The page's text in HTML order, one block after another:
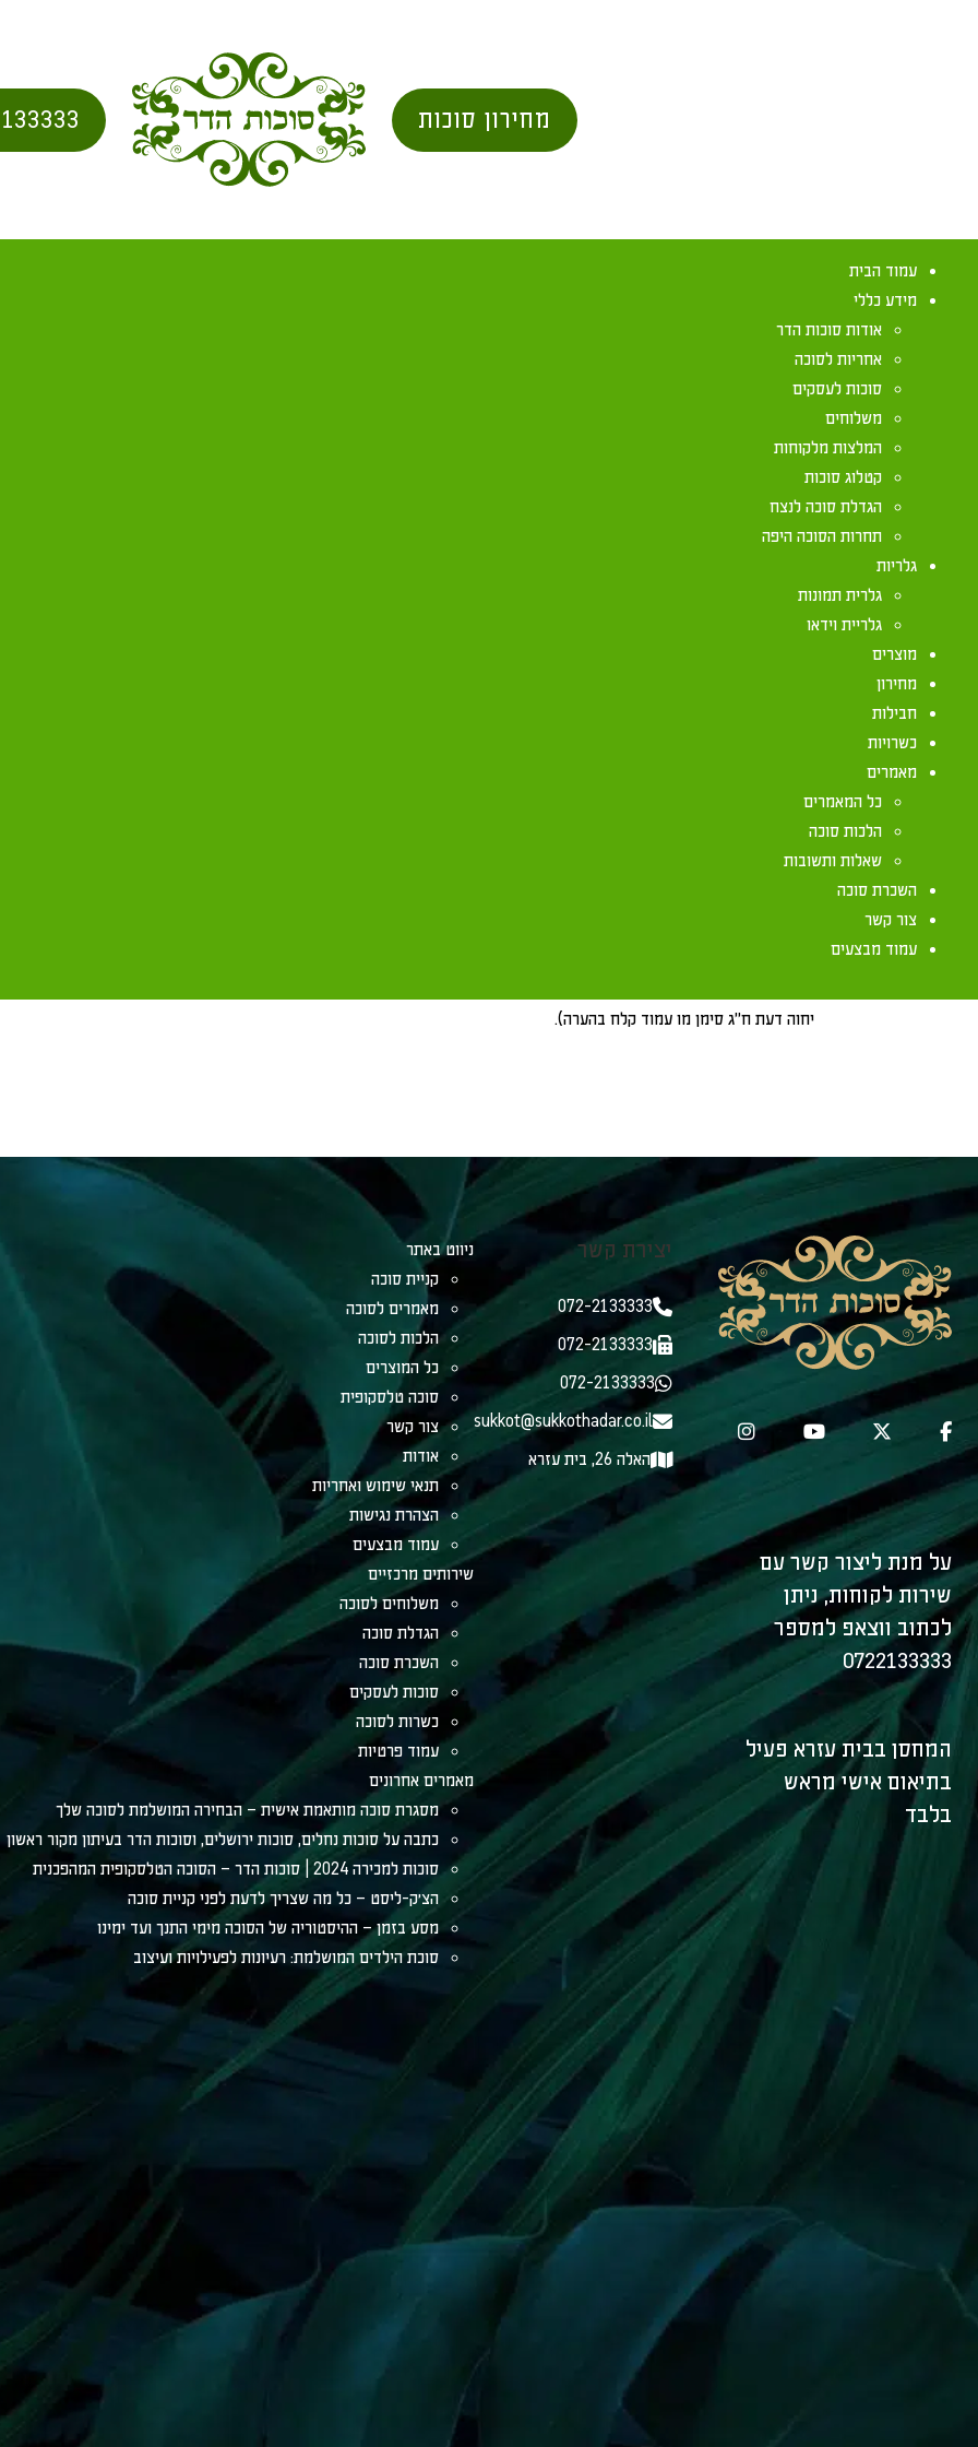
מחירון סוכות
עמוד הבית
מידע כללי
אודות סוכות הדר
אחריות לסוכה
סוכות לעסקים
משלוחים
המלצות מלקוחות
קטלוג סוכות
הגדלת סוכה לנצח
תחרות הסוכה היפה
גלריות
גלרית תמונות
גלריית וידאו
מוצרים
מחירון
חבילות
כשרויות
מאמרים
כל המאמרים
הלכות סוכה
שאלות ותשובות
השכרת סוכה
צור קשר
עמוד מבצעים
שימוש בסדינים או יריעות
כדפנות לסוכה
בגמרא סוכה (כד:) מבואר שכל מחיצה שאינה יכולה לעמוד ברוח מצויה אינה מחיצה. ופירש רש"י שמחיצה שאינה יכולה
נשארת המחיצה קשורה למעלה ולמטה, מ"מ הואיל ובאמצעה היא זזה מחמת הרוח, ואפילו מעט, נחשבת למחיצה שאינה
יכולה לעמוד ברוח מצויה, ועל כן יש לעשות קנים שישמשו כדפנות לסוכה. אולם עיין במשנ"ב הוצאת איש מצליח (ח"ו
בהערות שבסוה"ס עמוד ל) שכתבו לדייק מדברי מרן הש"ע שכל החשש הוא שמא יתנתק הקשר של היריעה למטה לגמרי,
יחוה דעת ח"ג סימן מו עמוד קלח בהערה).
על מנת ליצור קשר עם
שירות לקוחות, ניתן
לכתוב ווצאפ למספר
0722133333
המחסן בבית עזרא פעיל
בתיאום אישי מראש
בלבד
יצירת קשר
072-2133333
072-2133333
072-2133333
sukkot@sukkothadar.co.il
האלה 26, בית עזרא
ניווט באתר
קניית סוכה
מאמרים לסוכה
הלכות לסוכה
כל המוצרים
סוכה טלסקופית
צור קשר
אודות
תנאי שימוש ואחריות
הצהרת נגישות
עמוד מבצעים
שירותים מרכזיים
משלוחים לסוכה
הגדלת סוכה
השכרת סוכה
סוכות לעסקים
כשרות לסוכה
עמוד פרטיות
מאמרים אחרונים
מסגרת סוכה מותאמת אישית – הבחירה המושלמת לסוכה שלך
כתבה על סוכות נחלים, סוכות ירושלים, וסוכות הדר בעיתון מקור ראשון
סוכות למכירה 2024 | סוכות הדר – הסוכה הטלסקופית המהפכנית
הצ׳ק-ליסט – כל מה שצריך לדעת לפני קניית סוכה
מסע בזמן – ההיסטוריה של הסוכה מימי התנך ועד ימינו
סוכת הילדים המושלמת: רעיונות לפעילויות ועיצוב